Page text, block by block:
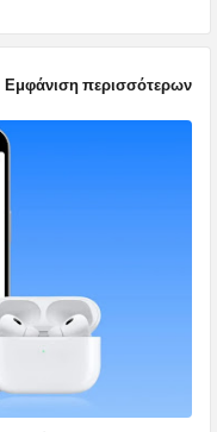
Εμφάνιση περισσότερων